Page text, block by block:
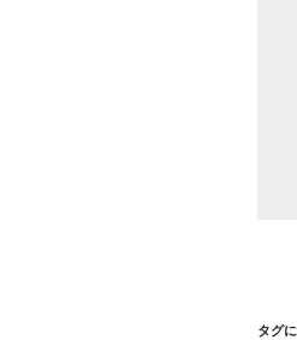
タグ